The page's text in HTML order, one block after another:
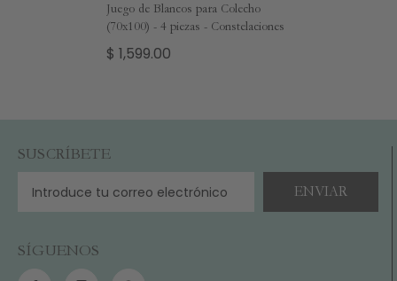
Juego de Blancos para Colecho
(70x100) - 4 piezas - Constelaciones
$ 1,599.00
SUSCRÍBETE
ENVIAR
SÍGUENOS